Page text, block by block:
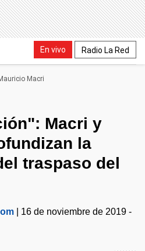
En vivo Radio La Red
Macri
Macri y
la
traspaso del
16 de noviembre de 2019 -